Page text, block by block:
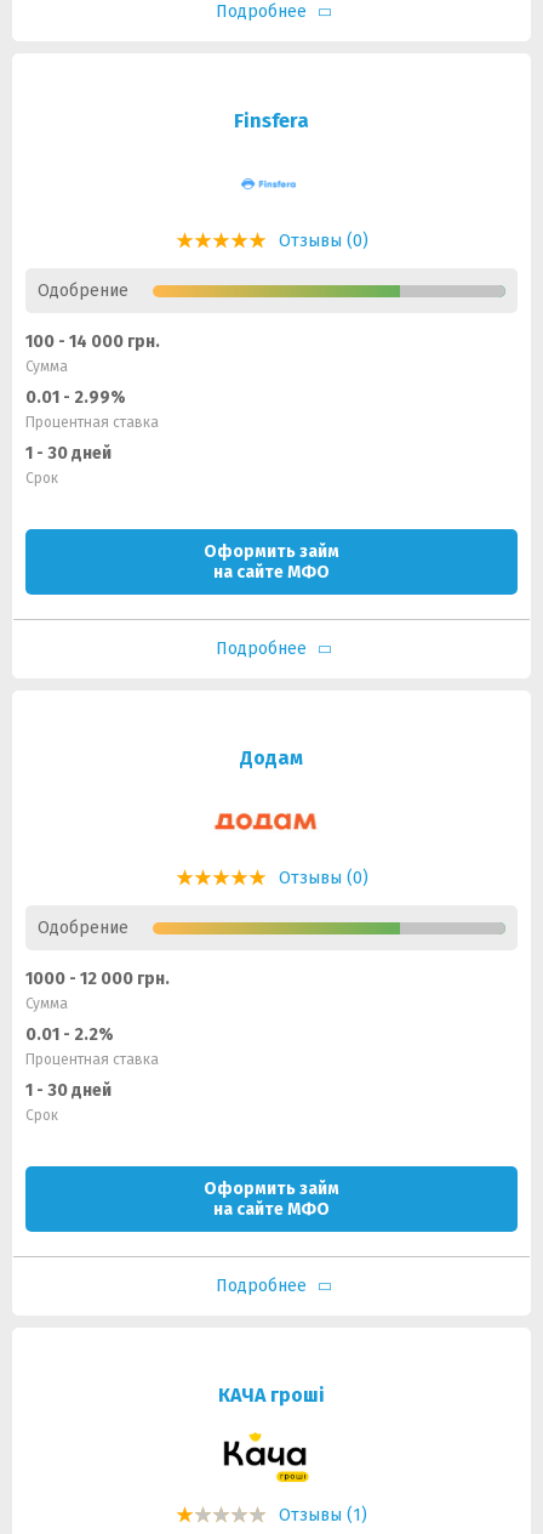
Подробнее
Finsfera
Отзывы (0)
Одобрение
100 - 14 000 грн.
Сумма
0.01 - 2.99%
Процентная ставка
1 - 30 дней
Срок
Оформить займ
на сайте МФО
Подробнее
Додам
Отзывы (0)
Одобрение
1000 - 12 000 грн.
Сумма
0.01 - 2.2%
Процентная ставка
1 - 30 дней
Срок
Оформить займ
на сайте МФО
Подробнее
КАЧА гроші
Отзывы (1)